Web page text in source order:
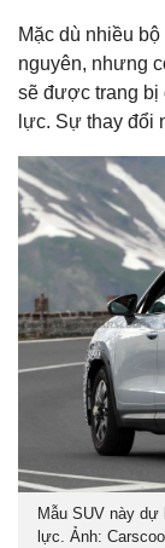
Mặc dù nhiều
nguyên, nhưng
sẽ được trang bị
lực. Sự thay đổi
Mẫu SUV này dự
lực. Ảnh: